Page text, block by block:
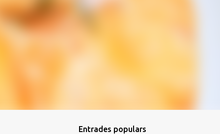
Entrades populars